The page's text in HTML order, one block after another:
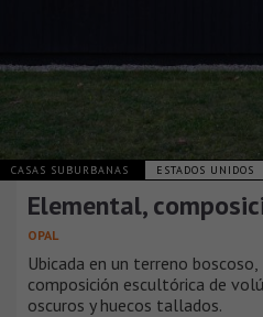
CASAS SUBURBANAS ESTADOS UNIDOS
Elemental,
OPAL
Ubicada en un terreno
composición escultórica de
oscuros y huecos tallados.